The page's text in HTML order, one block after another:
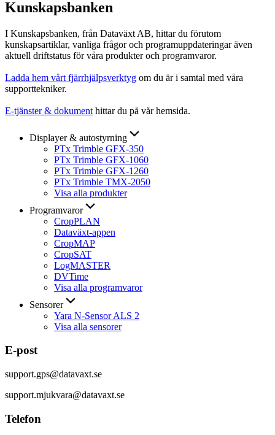
Kunskapsbanken
I Kunskapsbanken, från Dataväxt AB, hittar du förutom
kunskapsartiklar, vanliga frågor och programuppdateringar även
aktuell driftstatus för våra produkter och programvaror.
Ladda hem vårt fjärrhjälpsverktyg om du är i samtal med våra
supporttekniker.
E-tjänster & dokument hittar du på vår hemsida.
Displayer & autostyrning
PTx Trimble GFX-350
PTx Trimble GFX-1060
PTx Trimble GFX-1260
PTx Trimble TMX-2050
Visa alla produkter
Programvaror
CropPLAN
Dataväxt-appen
CropMAP
CropSAT
LogMASTER
DVTime
Visa alla programvaror
Sensorer
Yara N-Sensor ALS 2
Visa alla sensorer
E-post
support.gps@datavaxt.se
support.mjukvara@datavaxt.se
Telefon